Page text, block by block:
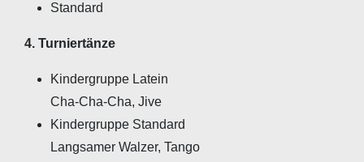
Standard
4. Turniertänze
Kindergruppe Latein
Cha-Cha-Cha, Jive
Kindergruppe Standard
Langsamer Walzer, Tango